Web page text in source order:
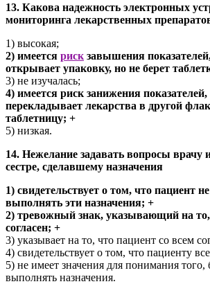
13. Какова надежность электронных
мониторинга лекарственных
1) высокая;
2) имеется риск завышения
открывает упаковку, но не берет
3) не изучалась;
4) имеется риск занижения
перекладывает лекарства в другой
таблетницу; +
5) низкая.
14. Нежелание задавать вопросы врачу
сестре, сделавшему назначения
1) свидетельствует о том, что пациент
выполнять эти назначения; +
2) тревожный знак, указывающий на то,
согласен; +
3) указывает на то, что пациент со всем
4) свидетельствует о том, что пациенту
5) не имеет значения для понимания того,
выполнять назначения.